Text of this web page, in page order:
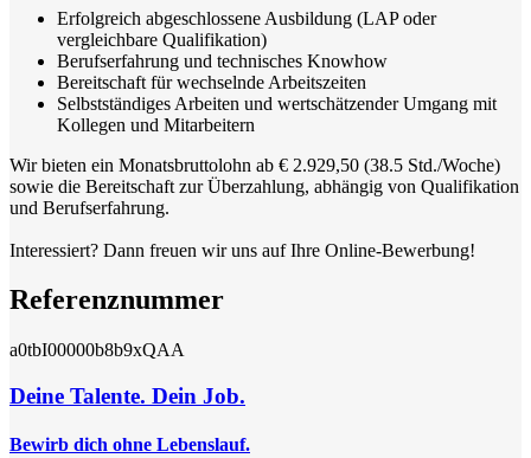
Erfolgreich abgeschlossene Ausbildung (LAP oder
vergleichbare Qualifikation)
Berufserfahrung und technisches Knowhow
Bereitschaft für wechselnde Arbeitszeiten
Selbstständiges Arbeiten und wertschätzender Umgang mit
Kollegen und Mitarbeitern
Wir bieten ein Monatsbruttolohn ab € 2.929,50 (38.5 Std./Woche)
sowie die Bereitschaft zur Überzahlung, abhängig von Qualifikation
und Berufserfahrung.
Interessiert? Dann freuen wir uns auf Ihre Online-Bewerbung!
Referenznummer
a0tbI00000b8b9xQAA
Deine Talente. Dein Job.
Bewirb dich ohne Lebenslauf.